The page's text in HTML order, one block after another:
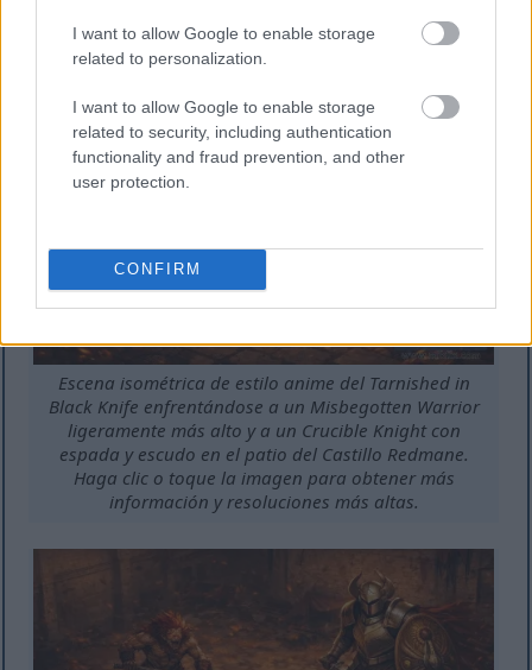
I want to allow Google to enable storage
related to personalization.
I want to allow Google to enable storage
related to security, including authentication
functionality and fraud prevention, and other
user protection.
CONFIRM
Escena isométrica de estilo anime del Tarnished in
Black Knife enfrentándose a un Misbegotten Warrior
ligeramente más alto y a un Crucible Knight con
espada y escudo en el patio del Castillo Redmane.
Haga clic o toque la imagen para obtener más
información y resoluciones más altas.